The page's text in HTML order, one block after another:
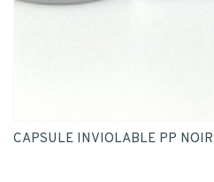
CAPSULE INVIOLABLE PP